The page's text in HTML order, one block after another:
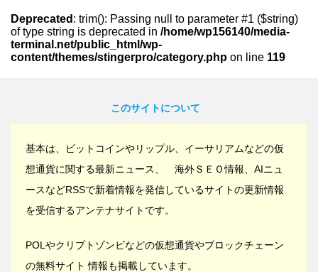
Deprecated : trim(): Passing null to parameter #1 ($string)
of type string is deprecated in /home/wp156140/media-
terminal.net/public_html/wp-
content/themes/stingerpro/category.php on line 119
このサイトについて
基本は、ビットコインやリップル、イーサリアムなどの仮
想通貨に関する最新ニュース、 海外ＳＥＯ情報、AIニュ
ースなどRSSで新着情報を発信しているサイトの更新情報
を受信するアンテナサイトです。
POLやクリプトゾンビなどの仮想通貨やブロックチェーン
の無料サイト 情報も掲載しています。